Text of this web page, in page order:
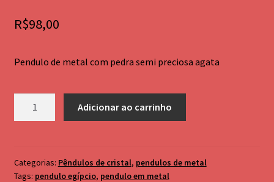
Pendulo testemunho em metal
cromoterapia e bastão Atlante
R$98,00
Pendulo de metal com pedra semi preciosa agata
pedra
agata
Adicionar ao carrinho
Categorias: Pêndulos de cristal, pendulos de metal
Tags: pendulo egípcio, pendulo em metal